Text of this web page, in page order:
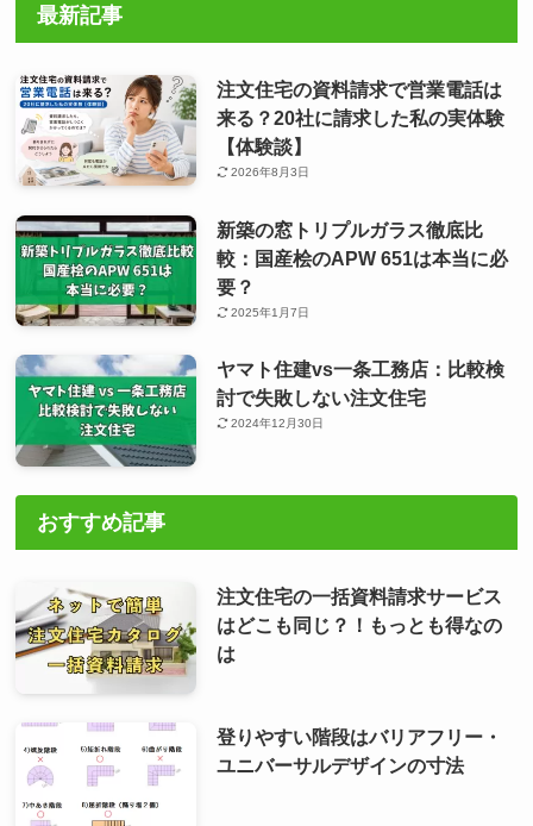
最新記事
注文住宅の資料請求で営業電話は
来る？20社に請求した私の実体験
【体験談】
2026年8月3日
新築の窓トリプルガラス徹底比
較：国産桧のAPW 651は本当に必
要？
2025年1月7日
ヤマト住建vs一条工務店：比較検
討で失敗しない注文住宅
2024年12月30日
おすすめ記事
注文住宅の一括資料請求サービス
はどこも同じ？！もっとも得なの
は
登りやすい階段はバリアフリー・
ユニバーサルデザインの寸法